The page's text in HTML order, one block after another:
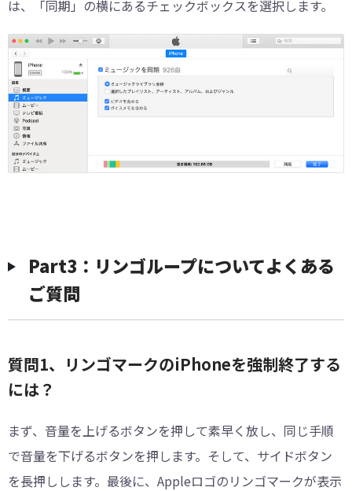
は、「同期」の横にあるチェックボックスを選択します。
Part3：リンゴループについてよくある
ご質問
質問1、リンゴマークのiPhoneを強制終了する
には？
まず、音量を上げるボタンを押して素早く放し、同じ手順
で音量を下げるボタンを押します。そして、サイドボタン
を長押しします。最後に、Appleロゴのリンゴマークが表示